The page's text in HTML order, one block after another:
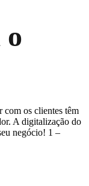
o
com os clientes têm
A digitalização do
negócio! 1 –